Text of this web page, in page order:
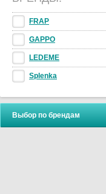
FRAP
GAPPO
LEDEME
Splenka
Выбор по брендам